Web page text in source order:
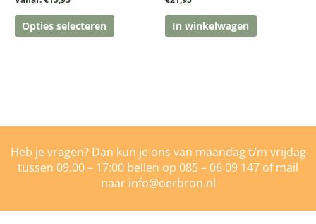
Opties selecteren In winkelwagen
Heb je vragen? Dan kun je ons van maandag t/m vrijdag
tussen 09.00 – 17:00 bellen op 085 – 06 09 147 of mail
naar info@oerbron.nl